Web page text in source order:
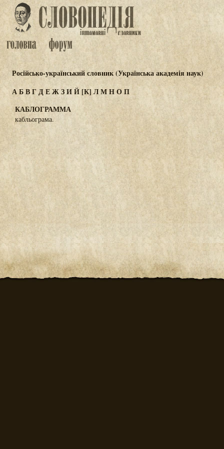
Російсько-український словник (Українська академія наук)
АБВГДЕЖЗИЙ[К]ЛМНОП
КАБЛОГРАММА
кабльограма.